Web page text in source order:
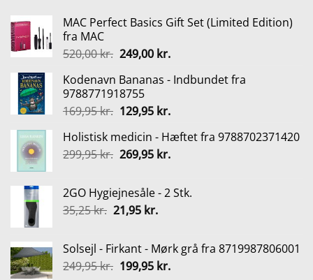
MAC Perfect Basics Gift Set (Limited Edition)
fra MAC
520,00kr. Den
pris
var:
520,00 kr..
249,00 kr.Den
pris
249,00 kr..
Kodenavn Bananas - Indbundet fra
9788771918755
169,95kr. Den
pris
var:
129,95 kr.Den
pris
er:
Holistisk medicin - Hæftet fra 9788702371420
299,95kr. Den
var:
299,95 kr..
269,95 kr.Den
er:
2GO Hygiejnesåle - 2 Stk.
35,25kr. Den
var:
35,25 kr..
21,95 kr.Den
er:
21,95 kr..
Solsejl - Firkant - Mørk grå fra 8719987806001
249,95kr. Den
199,95 kr.Den